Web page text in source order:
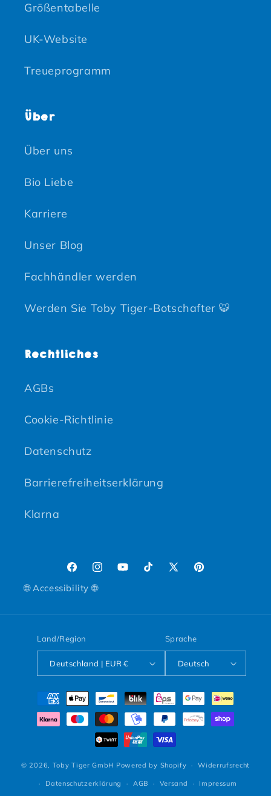
Größentabelle
UK-Website
Treueprogramm
Über
Über uns
Bio Liebe
Karriere
Unser Blog
Fachhändler werden
Werden Sie Toby Tiger-Botschafter 🐯
Rechtliches
AGBs
Cookie-Richtlinie
Datenschutz
Barrierefreiheitserklärung
Klarna
FacebookInstagram
YouTubeTikTokX (Twitter)
Pinterest
🌐 Accessibility 🌐
Land/Region
Deutschland | EUR €
Sprache
Deutsch
Zahlungsmethoden
© 2026, Toby Tiger GmbH Powered by Shopify Widerrufsrecht
Datenschutzerklärung AGB Versand Impressum